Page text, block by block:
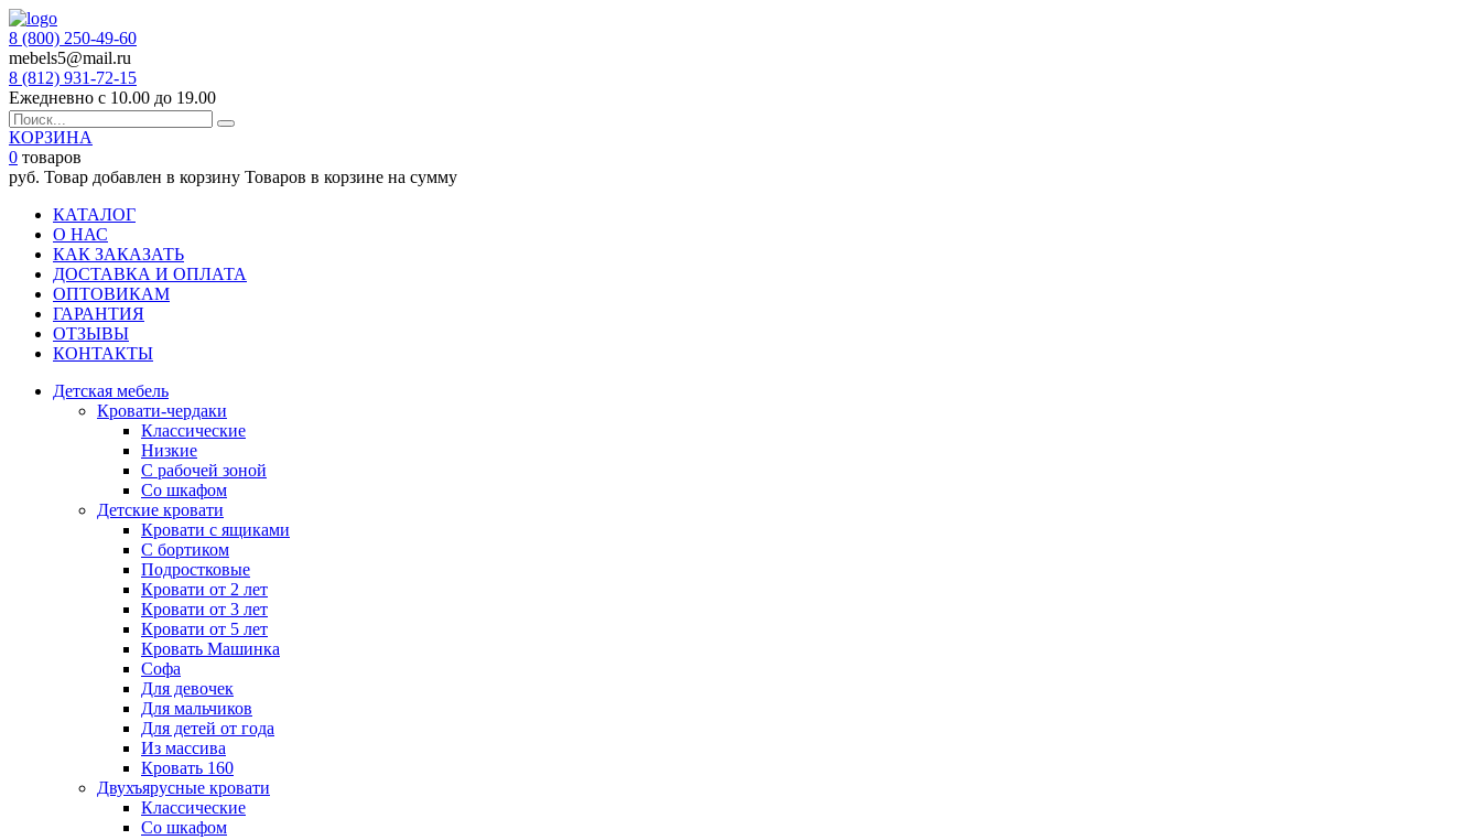
8 (800) 250-49-60
mebels5@mail.ru
8 (812) 931-72-15
Ежедневно с 10.00 до 19.00
КОРЗИНА
0 товаров
руб. Товар добавлен в корзину Товаров в корзине на сумму
КАТАЛОГ
О НАС
КАК ЗАКАЗАТЬ
ДОСТАВКА И ОПЛАТА
ОПТОВИКАМ
ГАРАНТИЯ
ОТЗЫВЫ
КОНТАКТЫ
Детская мебель
Кровати-чердаки
Классические
Низкие
С рабочей зоной
Со шкафом
Детские кровати
Кровати с ящиками
С бортиком
Подростковые
Кровати от 2 лет
Кровати от 3 лет
Кровати от 5 лет
Кровать Машинка
Софа
Для девочек
Для мальчиков
Для детей от года
Из массива
Кровать 160
Двухъярусные кровати
Классические
Со шкафом